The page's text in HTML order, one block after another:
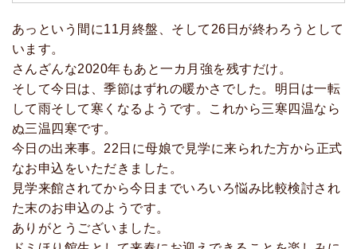
あっという間に11月終盤、そして26日が終わろうとして
います。
さんざんな2020年もあと一カ月強を残すだけ。
そして今日は、季節はずれの暖かさでした。明日は一転
して雨そして寒くなるようです。これから三寒四温なら
ぬ三温四寒です。
今日の出来事。22日に母娘で見学に来られた方から正式
なお申込をいただきました。
見学来館されてから今日までいろいろ悩み比較検討され
た末のお申込のようです。
ありがとうございました。